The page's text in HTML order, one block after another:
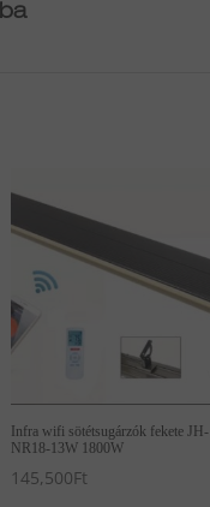
Infra wifi sötétsugárzók fekete JH-
NR18-13W 1800W
145,500Ft